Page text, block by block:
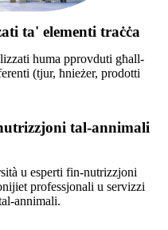
ta' elementi traċċa
huma pprovduti għall-
(tjur, ħnieżer, prodotti
tal-annimali
u esperti fin-nutrizzjoni
professjonali u servizzi
annimali.